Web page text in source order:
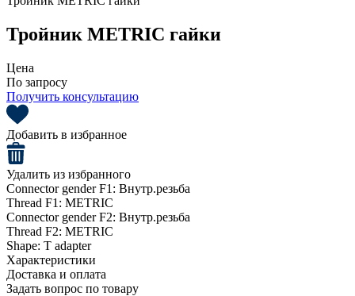
Тройник METRIC гайки
Цена
По запросу
Получить консультацию
Добавить в избранное
Удалить из избранного
Connector gender F1: Внутр.резьба
Thread F1: METRIC
Connector gender F2: Внутр.резьба
Thread F2: METRIC
Shape: T adapter
Характеристики
Доставка и оплата
Задать вопрос по товару